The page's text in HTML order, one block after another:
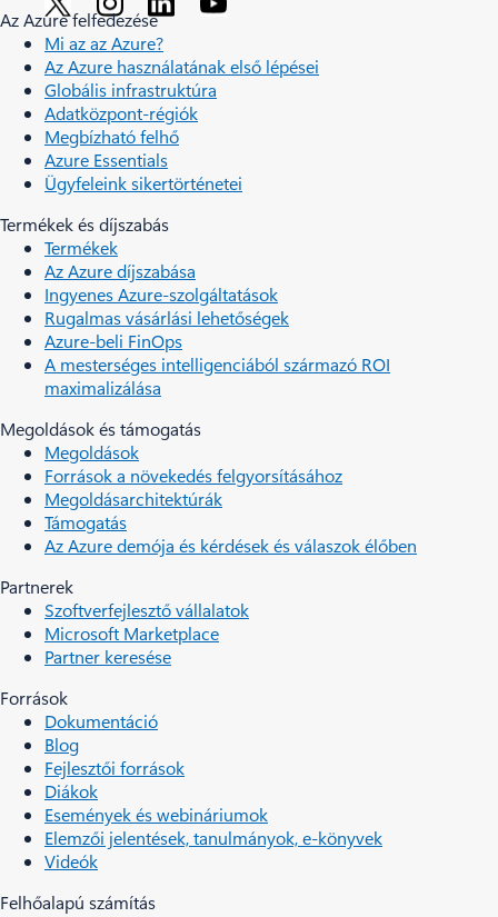
Az Azure felfedezése
Mi az az Azure?
Az Azure használatának első lépései
Globális infrastruktúra
Adatközpont-régiók
Megbízható felhő
Azure Essentials
Ügyfeleink sikertörténetei
Termékek és díjszabás
Termékek
Az Azure díjszabása
Ingyenes Azure-szolgáltatások
Rugalmas vásárlási lehetőségek
Azure-beli FinOps
A mesterséges intelligenciából származó ROI
maximalizálása
Megoldások és támogatás
Megoldások
Források a növekedés felgyorsításához
Megoldásarchitektúrák
Támogatás
Az Azure demója és kérdések és válaszok élőben
Partnerek
Szoftverfejlesztő vállalatok
Microsoft Marketplace
Partner keresése
Források
Dokumentáció
Blog
Fejlesztői források
Diákok
Események és webináriumok
Elemzői jelentések, tanulmányok, e-könyvek
Videók
Felhőalapú számítás